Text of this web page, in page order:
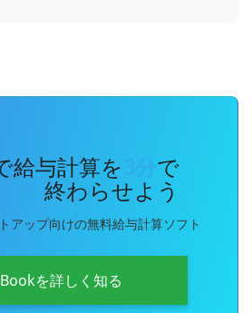
給与計算を で
終わらせよう
アップ向けの無料給与計算ソフト
を詳しく知る